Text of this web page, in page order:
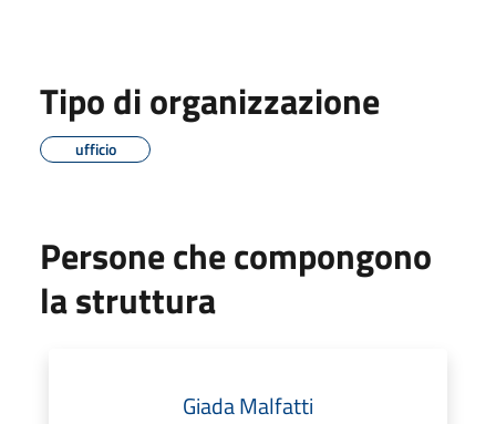
Tipo di organizzazione
ufficio
Persone che compongono
la struttura
Giada Malfatti